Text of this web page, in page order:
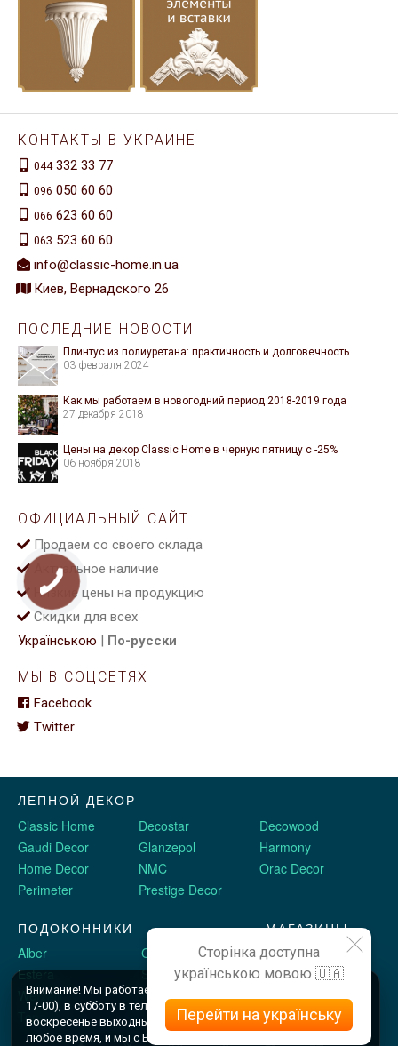
КОНТАКТЫ В УКРАИНЕ
044332 33 77
096 050 60 60
066 623 60 60
063 523 60 60
info@classic-home.in.ua
Киев, Вернадского 26
ПОСЛЕДНИЕ НОВОСТИ
Плинтус из полиуретана: практичность и долговечность
03 февраля 2024
Как мы работаем в новогодний период 2018-2019 года
27 декабря 2018
Цены на декор Classic Home в черную пятницу с -25%
06 ноября 2018
ОФИЦИАЛЬНЫЙ САЙТ
Продаем со своего склада
Актуальное наличие
Низкие цены на продукцию
Скидки для всех
Українською | По-русски
МЫ В СОЦСЕТЯХ
Facebook
Twitter
ЛЕПНОЙ ДЕКОР
Classic Home
Decostar
Decowood
Gaudi Decor
Glanzepol
Harmony
Home Decor
NMC
Orac Decor
Perimeter
Prestige Decor
ПОДОКОННИКИ
Alber
Crystalit
Estera
Sauberg
Werzalit
Plastolit
Topalit
МАГАЗИНЫ
Двери Omis
Stickerwall
Жидкие обои
Внимание! Мы работаем c 9 до 18 по будням (шоу рум до
17-00), в субботу в телефоном режиме с 10 до 16, и в
воскресенье выходные. Оформляйте заказы онлайн в
любое время, и мы с Вами свяжемся.
Сторінка доступна
українською мовою 🇺🇦
Перейти на українську